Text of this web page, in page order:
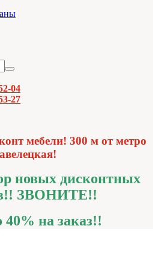
04
27
мебели! 300 м от метро
новых дисконтных
ЗВОНИТЕ!!
40% на заказ!!